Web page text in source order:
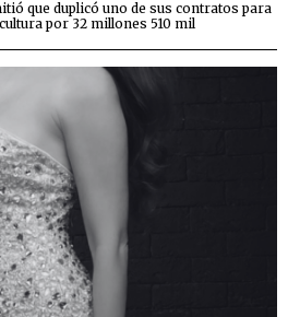
que duplicó uno de sus contratos para
por 32 millones 510 mil